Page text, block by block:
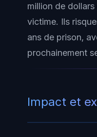
million de
victime. Ils
ans de prison,
prochainement
Impact et